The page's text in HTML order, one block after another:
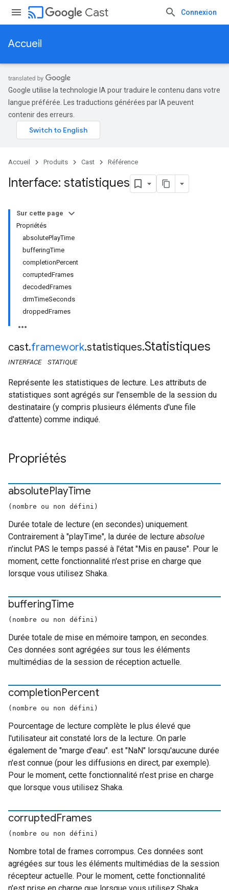
cast Cast Connexion
Accueil
Google utilise la technologie IA pour traduire le contenu dans votre
langue préférée. Les traductions générées par IA peuvent
contenir des erreurs.
Accueil Produits Cast Référence
Interface: statistiques
Sur cette page
Propriétés
absolutePlayTime
bufferingTime
completionPercent
corruptedFrames
decodedFrames
drmTimeSeconds
droppedFrames
cast.framework.statistiques.Statistiques
INTERFACE STATIQUE
Représente les statistiques de lecture. Les attributs de
statistiques sont agrégés sur l'ensemble de la session du
destinataire (y compris plusieurs éléments d'une file
d'attente) comme indiqué.
Propriétés
absolutePlayTime
(nombre ou non défini)
Durée totale de lecture (en secondes) uniquement.
Contrairement à "playTime", la durée de lecture absolue
n'inclut PAS le temps passé à l'état "Mis en pause". Pour le
moment, cette fonctionnalité n'est prise en charge que
lorsque vous utilisez Shaka.
bufferingTime
(nombre ou non défini)
Durée totale de mise en mémoire tampon, en secondes.
Ces données sont agrégées sur tous les éléments
multimédias de la session de réception actuelle.
completionPercent
(nombre ou non défini)
Pourcentage de lecture complète le plus élevé que
l'utilisateur ait constaté lors de la lecture. On parle
également de "marge d'eau". est "NaN" lorsqu'aucune durée
n'est connue (pour les diffusions en direct, par exemple).
Pour le moment, cette fonctionnalité n'est prise en charge
que lorsque vous utilisez Shaka.
corruptedFrames
(nombre ou non défini)
Nombre total de frames corrompus. Ces données sont
agrégées sur tous les éléments multimédias de la session
récepteur actuelle. Pour le moment, cette fonctionnalité